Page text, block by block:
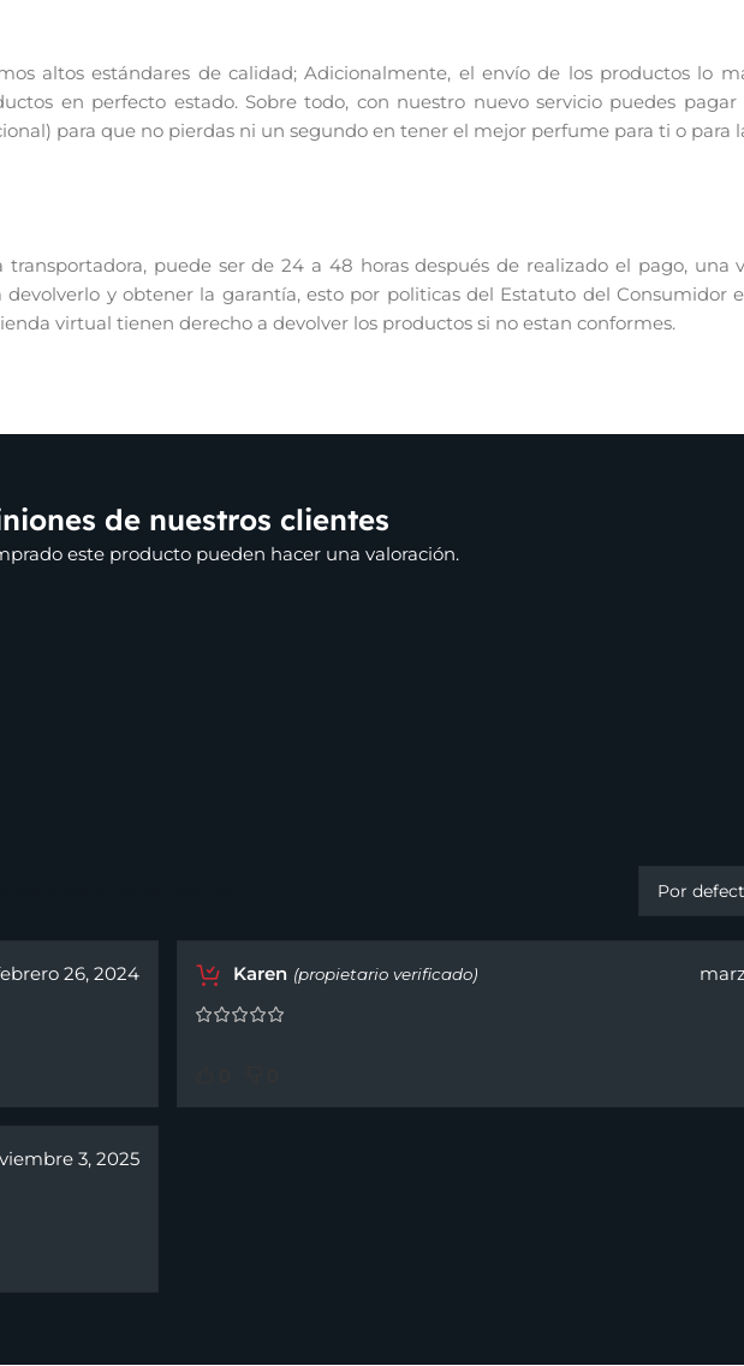
altos estándares de calidad; Adicionalmente, el envío de los productos lo
en perfecto estado. Sobre todo, con nuestro nuevo servicio puedes
para que no pierdas ni un segundo en tener el mejor perfume para ti o para
puede ser de 24 a 48 horas después de realizado el pago, una
y obtener la garantía, esto por politicas del Estatuto del Consumidor
virtual tienen derecho a devolver los productos si no estan conformes.
de nuestros clientes
26, 2024 Karen (propietario verificado)
3, 2025
este producto pueden hacer una valoración.